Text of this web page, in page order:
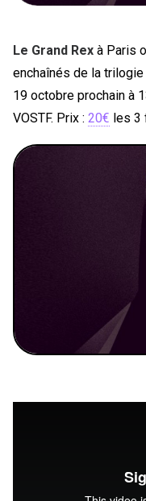
Le Grand Rex à Paris
enchaînés de la
19 octobre prochain à
VOSTF. Prix : 20€ les 3